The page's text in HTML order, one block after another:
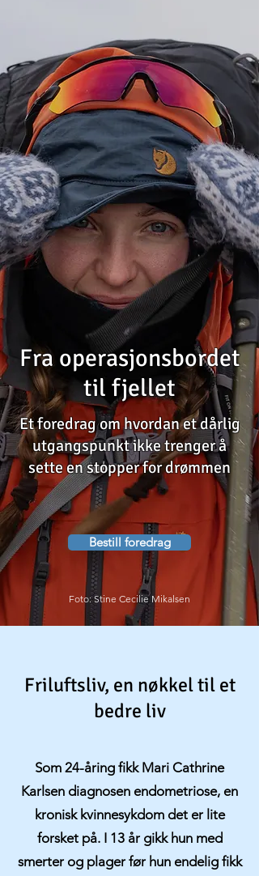
Fra operasjonsbordet
til fjellet
Et foredrag om hvordan et dårlig
utgangspunkt ikke trenger å
sette en stopper for drømmen
Bestill foredrag
Foto: Stine Cecilie Mikalsen
Friluftsliv, en nøkkel til et
bedre liv
Som 24-åring fikk Mari Cathrine
Karlsen diagnosen endometriose, en
kronisk kvinnesykdom det er lite
forsket på. I 13 år gikk hun med
smerter og plager før hun endelig fikk